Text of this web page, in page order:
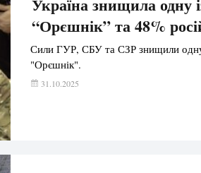
“Орєшнік” та 48%
Сили ГУР, СБУ та СЗР знищили одну
"Орєшнік".
31.10.2025